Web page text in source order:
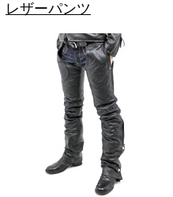
レザーパンツ